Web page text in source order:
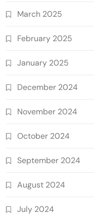
March 2025
February 2025
January 2025
December 2024
November 2024
October 2024
September 2024
August 2024
July 2024